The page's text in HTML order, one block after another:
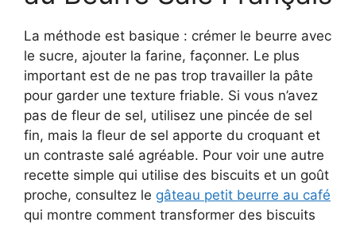
La méthode est basique : crémer le beurre avec
le sucre, ajouter la farine, façonner. Le plus
important est de ne pas trop travailler la pâte
pour garder une texture friable. Si vous n’avez
pas de fleur de sel, utilisez une pincée de sel
fin, mais la fleur de sel apporte du croquant et
un contraste salé agréable. Pour voir une autre
recette simple qui utilise des biscuits et un goût
proche, consultez le gâteau petit beurre au café
qui montre comment transformer des biscuits